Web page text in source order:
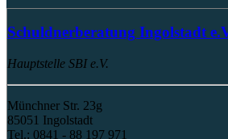
Schuldnerberatung Ingolstadt
Hauptstelle SBI e.V.
Münchner Str. 23g
85051 Ingolstadt
Tel.: 0841 - 88 197 971